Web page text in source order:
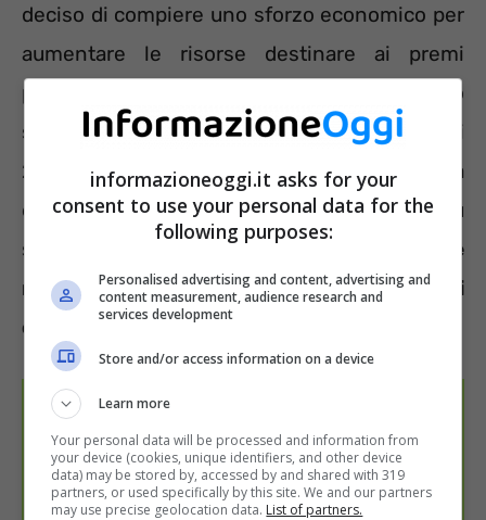
deciso di compiere uno sforzo economico per
aumentare le risorse destinare ai premi
produzione. Ben 130 milioni di euro
serviranno per coprire i premi variabili e altri
25 milioni saranno destinati al Set – Sistema
eccellenza tutela. L’obiettivo è erogare più
soldi ai dipendenti ma anche
garantire
maggiore trasparenza nei meccanismi di
calcolo
dei risultati raggiunti.
informazioneoggi.it asks for your
consent to use your personal data for the
following purposes:
Personalised advertising and content, advertising and
content measurement, audience research and
services development
Store and/or access information on a device
Learn more
Your personal data will be processed and information from
your device (cookies, unique identifiers, and other device
data) may be stored by, accessed by and shared with 319
partners, or used specifically by this site. We and our partners
may use precise geolocation data. List of partners.